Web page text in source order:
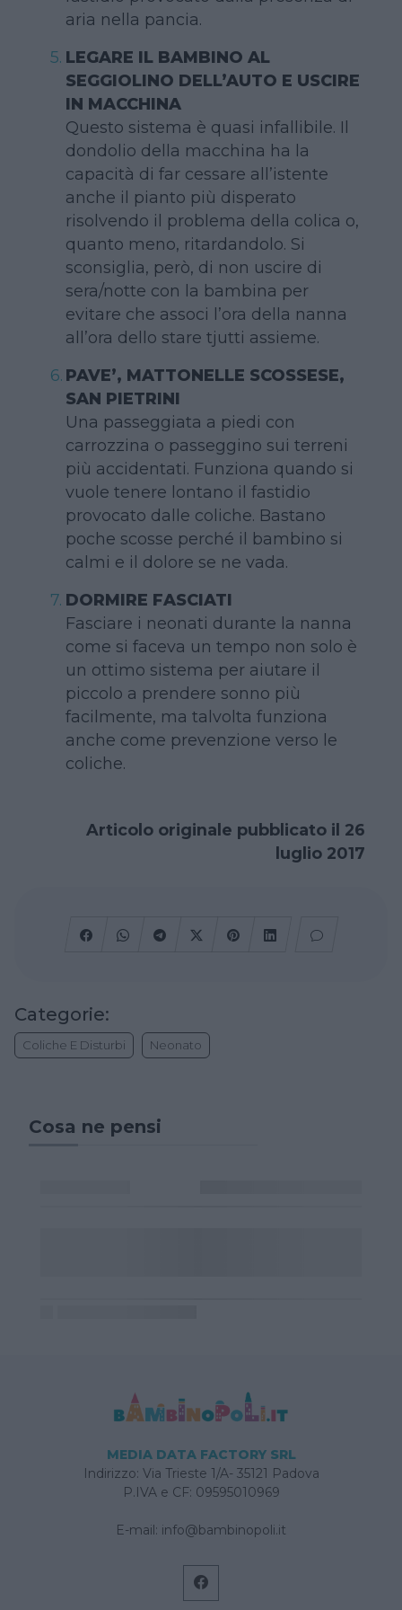
aria nella pancia.
LEGARE IL BAMBINO AL
SEGGIOLINO DELL’AUTO E USCIRE
IN MACCHINA
Questo sistema è quasi infallibile. Il
dondolio della macchina ha la
capacità di far cessare all’istente
anche il pianto più disperato
risolvendo il problema della colica o,
quanto meno, ritardandolo. Si
sconsiglia, però, di non uscire di
sera/notte con la bambina per
evitare che associ l’ora della nanna
all’ora dello stare tjutti assieme.
PAVE’, MATTONELLE SCOSSESE,
SAN PIETRINI
Una passeggiata a piedi con
carrozzina o passeggino sui terreni
più accidentati. Funziona quando si
vuole tenere lontano il fastidio
provocato dalle coliche. Bastano
poche scosse perché il bambino si
calmi e il dolore se ne vada.
DORMIRE FASCIATI
Fasciare i neonati durante la nanna
come si faceva un tempo non solo è
un ottimo sistema per aiutare il
piccolo a prendere sonno più
facilmente, ma talvolta funziona
anche come prevenzione verso le
coliche.
Articolo originale pubblicato il 26
luglio 2017
Categorie:
Coliche E Disturbi Neonato
Cosa ne pensi
MEDIA DATA FACTORY SRL
Indirizzo: Via Trieste 1/A- 35121 Padova
P.IVA e CF: 09595010969
E-mail: info@bambinopoli.it